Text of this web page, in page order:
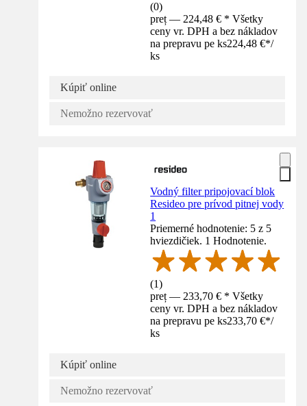
(0)
preț — 224,48 € * Všetky
ceny vr. DPH a bez nákladov
na prepravu pe ks224,48 €*/
ks
Kúpiť online
Nemožno rezervovať
Vodný filter pripojovací blok
Resideo pre prívod pitnej vody
1
Priemerné hodnotenie: 5 z 5
hviezdičiek. 1 Hodnotenie.
(1)
preț — 233,70 € * Všetky
ceny vr. DPH a bez nákladov
na prepravu pe ks233,70 €*/
ks
Kúpiť online
Nemožno rezervovať